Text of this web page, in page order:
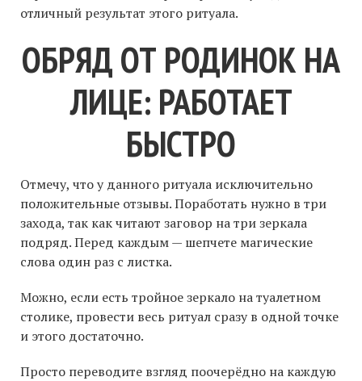
отличный результат этого ритуала.
ОБРЯД ОТ РОДИНОК НА
ЛИЦЕ: РАБОТАЕТ
БЫСТРО
Отмечу, что у данного ритуала исключительно
положительные отзывы. Поработать нужно в три
захода, так как читают заговор на три зеркала
подряд. Перед каждым — шепчете магические
слова один раз с листка.
Можно, если есть тройное зеркало на туалетном
столике, провести весь ритуал сразу в одной точке
и этого достаточно.
Просто переводите взгляд поочерёдно на каждую